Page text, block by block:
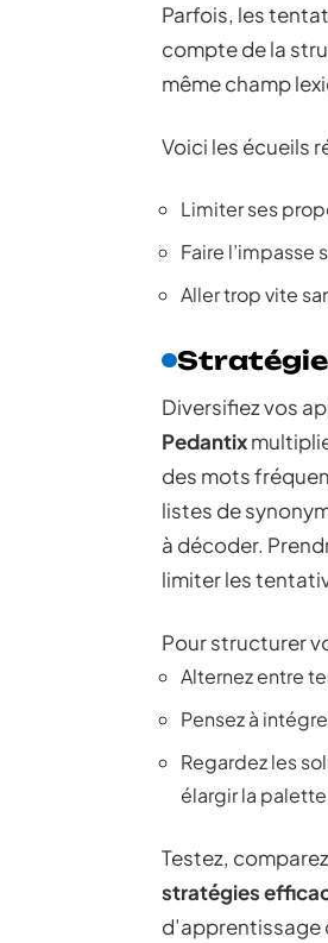
Parfois, les
compte de la
même champ
Voici les écueils
Limiter ses
Faire l’impasse
Aller trop vite
Diversifiez vos
Pedantix
des mots
listes de
à décoder.
limiter les
Pour structurer
Alternez entre
Pensez à
Regardez les
élargir la
Testez,
stratégies
d’apprentissage